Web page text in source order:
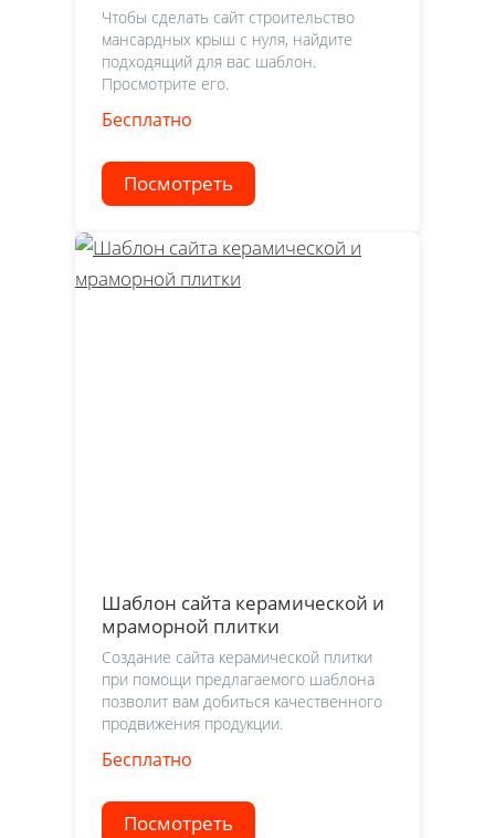
Чтобы сделать сайт строительство
мансардных крыш с нуля, найдите
подходящий для вас шаблон.
Просмотрите его.
Бесплатно
Посмотреть
Шаблон сайта керамической и
мраморной плитки
Создание сайта керамической плитки
при помощи предлагаемого шаблона
позволит вам добиться качественного
продвижения продукции.
Бесплатно
Посмотреть